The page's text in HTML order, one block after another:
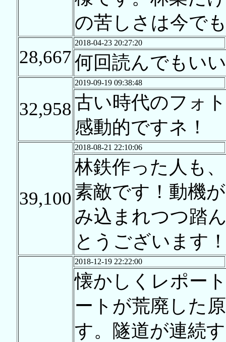
の苦しさは今で
28,667
2018-04-23 20:27:20
何回読んでもい
32,958
2019-09-19 09:38:48
古い時代のフォ
感動的ですネ！
39,100
2018-08-21 22:10:06
林鉄作った人も
素敵です！動機
み込まれつつ踏
とうございます
2018-12-19 22:22:00
懐かしくレポー
ートが荒廃した
す。隧道が連続